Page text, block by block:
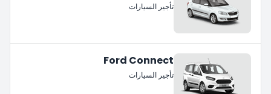
تأجير السيارات
Ford Connect
تأجير السيارات